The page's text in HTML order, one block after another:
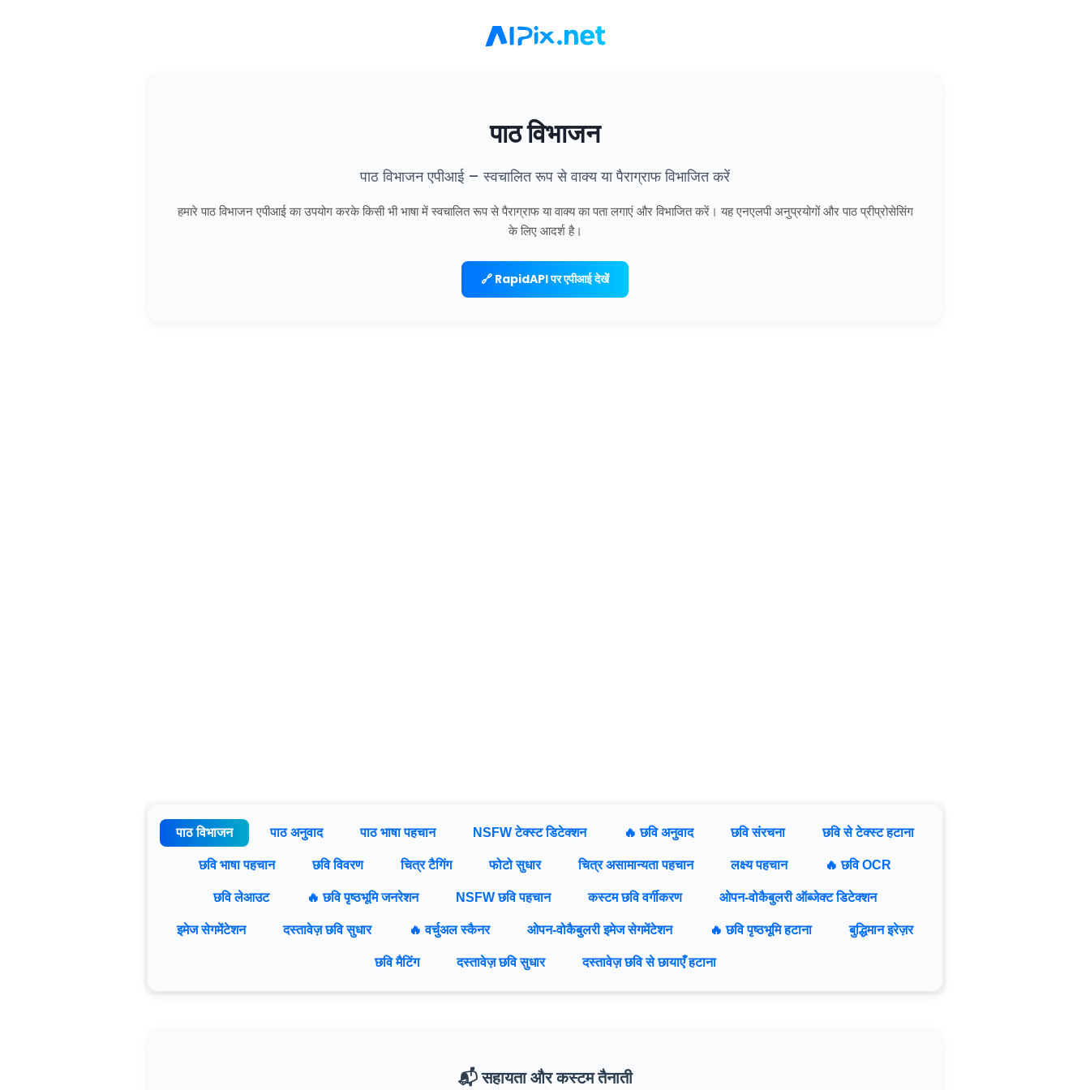
पाठ विभाजन
पाठ विभाजन एपीआई – स्वचालित रूप से वाक्य या पैराग्राफ विभाजित करें
हमारे पाठ विभाजन एपीआई का उपयोग करके किसी भी भाषा में स्वचालित रूप से पैराग्राफ या वाक्य का पता लगाएं और विभाजित करें। यह एनएलपी अनुप्रयोगों और पाठ प्रीप्रोसेसिंग
के लिए आदर्श है।
🔗 RapidAPI पर एपीआई देखें
पाठ विभाजन पाठ अनुवाद पाठ भाषा पहचान NSFW टेक्स्ट डिटेक्शन 🔥 छवि अनुवाद छवि संरचना छवि से टेक्स्ट हटाना
छवि भाषा पहचान छवि विवरण चित्र टैगिंग फोटो सुधार चित्र असामान्यता पहचान लक्ष्य पहचान 🔥 छवि OCR
छवि लेआउट 🔥 छवि पृष्ठभूमि जनरेशन NSFW छवि पहचान कस्टम छवि वर्गीकरण ओपन-वोकैबुलरी ऑब्जेक्ट डिटेक्शन
इमेज सेगमेंटेशन दस्तावेज़ छवि सुधार 🔥 वर्चुअल स्कैनर ओपन-वोकैबुलरी इमेज सेगमेंटेशन 🔥 छवि पृष्ठभूमि हटाना बुद्धिमान इरेज़र
छवि मैटिंग दस्तावेज़ छवि सुधार दस्तावेज़ छवि से छायाएँ हटाना
📬 सहायता और कस्टम तैनाती